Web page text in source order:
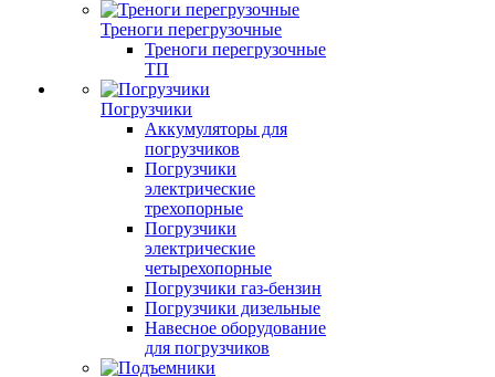
Треноги перегрузочные
Треноги перегрузочные
ТП
Погрузчики
Аккумуляторы для
погрузчиков
Погрузчики
электрические
трехопорные
Погрузчики
электрические
четырехопорные
Погрузчики газ-бензин
Погрузчики дизельные
Навесное оборудование
для погрузчиков